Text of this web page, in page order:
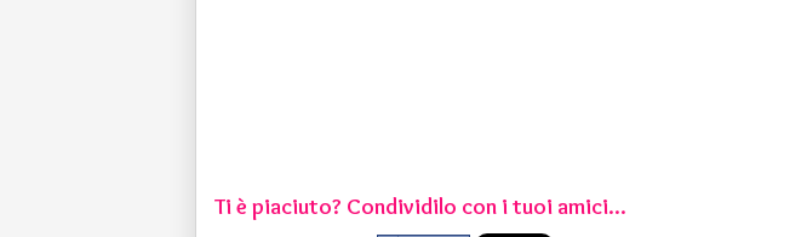
Ti è piaciuto? Condividilo con i tuoi amici...